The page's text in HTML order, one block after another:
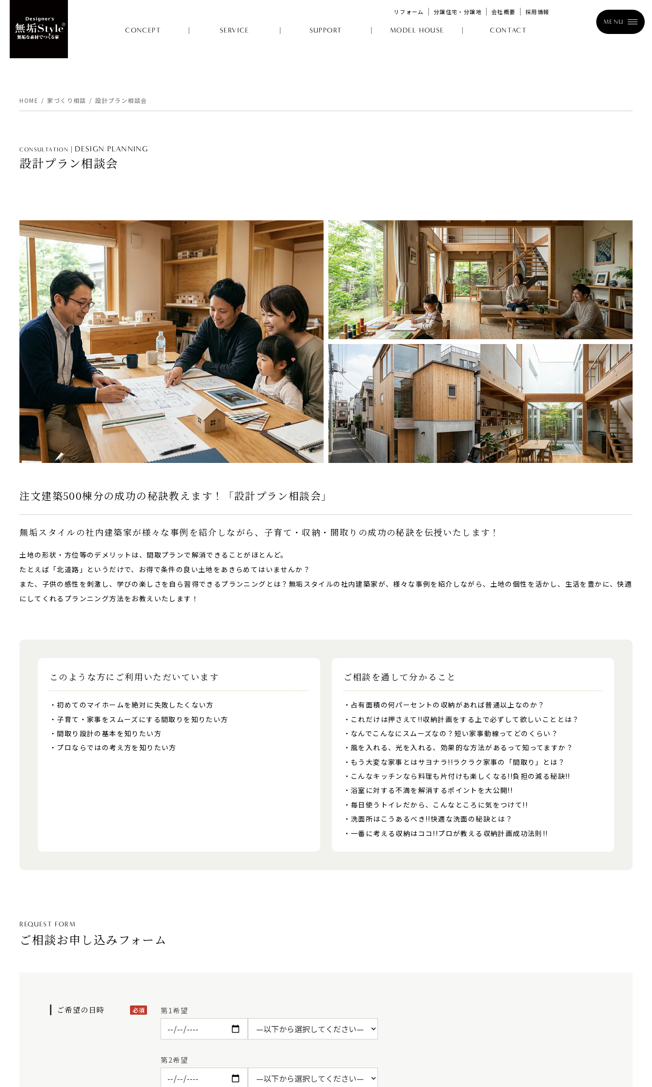
MENU
リフォーム 分譲住宅・分譲地 会社概要 採用情報
CONCEPT SERVICE SUPPORT MODEL HOUSE CONTACT
HOME 家づくり相談 設計プラン相談会
CONSULTATION DESIGN PLANNING
設計プラン相談会
注文建築500棟分の成功の秘訣教えます！「設計プラン相談会」
無垢スタイルの社内建築家が様々な事例を紹介しながら、子育て・収納・間取りの成功の秘訣を伝授いたします！
土地の形状・方位等のデメリットは、間取プランで解消できることがほとんど。
たとえば「北道路」というだけで、お得で条件の良い土地をあきらめてはいませんか？
また、子供の感性を刺激し、学びの楽しさを自ら習得できるプランニングとは？無垢スタイルの社内建築家が、様々な事例を紹介しながら、土地の個性を活かし、生活を豊かに、快適
にしてくれるプランニング方法をお教えいたします！
このような方にご利用いただいています
初めてのマイホームを絶対に失敗したくない方
子育て・家事をスムーズにする間取りを知りたい方
間取り設計の基本を知りたい方
プロならではの考え方を知りたい方
ご相談を通して分かること
占有面積の何パーセントの収納があれば普通以上なのか？
これだけは押さえて!!収納計画をする上で必ずして欲しいこととは？
なんでこんなにスムーズなの？短い家事動線ってどのくらい？
風を入れる、光を入れる、効果的な方法があるって知ってますか？
もう大変な家事とはサヨナラ!!ラクラク家事の「間取り」とは？
こんなキッチンなら料理も片付けも楽しくなる!!負担の減る秘訣!!
浴室に対する不満を解消するポイントを大公開!!
毎日使うトイレだから、こんなところに気をつけて!!
洗面所はこうあるべき!!快適な洗面の秘訣とは？
一番に考える収納はココ!!プロが教える収納計画成功法則!!
REQUEST FORM
ご相談お申し込みフォーム
ご希望の日時 必須 第1希望
第2希望